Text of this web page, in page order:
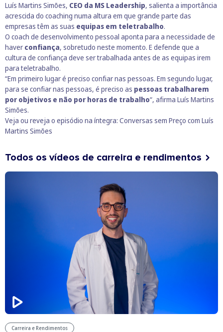
Luís Martins Simões, CEO da MS Leadership, salienta a importância
acrescida do coaching numa altura em que grande parte das
empresas têm as suas equipas em teletrabalho.
O coach de desenvolvimento pessoal aponta para a necessidade de
haver confiança, sobretudo neste momento. E defende que a
cultura de confiança deve ser trabalhada antes de as equipas irem
para teletrabalho.
“Em primeiro lugar é preciso confiar nas pessoas. Em segundo lugar,
para se confiar nas pessoas, é preciso as pessoas trabalharem
por objetivos e não por horas de trabalho“, afirma Luís Martins
Simões.
Veja ou reveja o episódio na íntegra: Conversas sem Preço com Luís
Martins Simões
Todos os vídeos de carreira e rendimentos
Carreira e Rendimentos